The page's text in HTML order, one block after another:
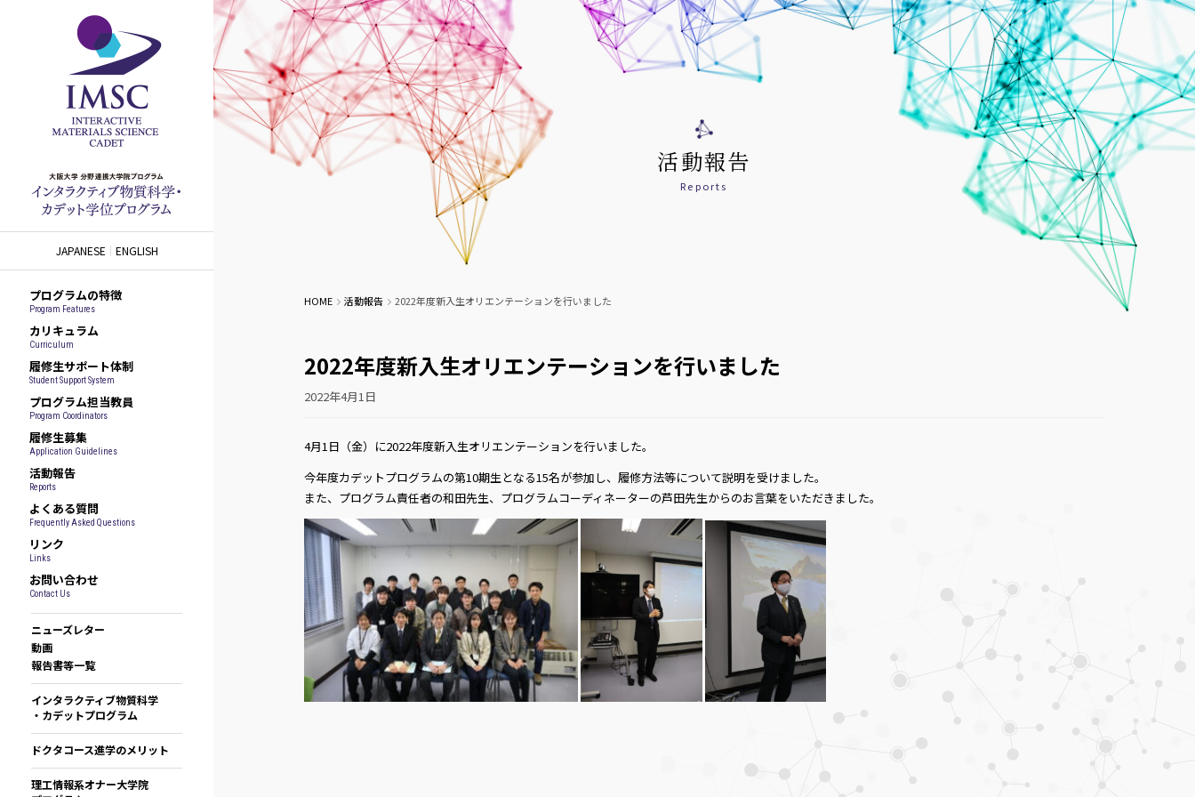
JAPANESE ENGLISH
プログラムの特徴
Program Features
カリキュラム
Curriculum
履修生サポート体制
Student Support System
プログラム担当教員
Program Coordinators
履修生募集
Application Guidelines
活動報告
Reports
よくある質問
Frequently Asked Questions
リンク
Links
お問い合わせ
Contact Us
ニューズレター
動画
報告書等一覧
インタラクティブ物質科学
・カデットプログラム
ドクタコース進学のメリット
理工情報系オナー大学院
活動報告
Reports
HOME 活動報告 2022年度新入生オリエンテーションを行いました
2022年度新入生オリエンテーションを行いました
2022年4月1日
4月1日（金）に2022年度新入生オリエンテーションを行いました。
今年度カデットプログラムの第10期生となる15名が参加し、履修方法等について説明を受けました。
また、プログラム責任者の和田先生、プログラムコーディネーターの芦田先生からのお言葉をいただきました。